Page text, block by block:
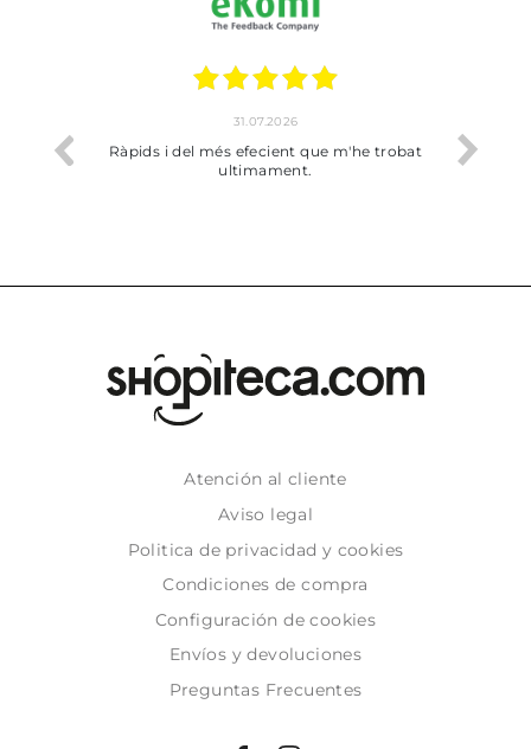
31.07.2026
Ràpids i del més efecient que m'he trobat
ultimament.
Atención al cliente
Aviso legal
Politica de privacidad y cookies
Condiciones de compra
Configuración de cookies
Envíos y devoluciones
Preguntas Frecuentes